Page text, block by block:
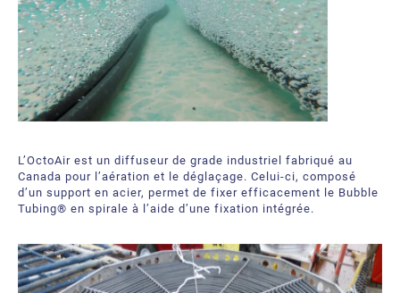
L’OctoAir est un diffuseur de grade industriel fabriqué au
Canada pour l’aération et le déglaçage. Celui-ci, composé
d’un support en acier, permet de fixer efficacement le Bubble
Tubing® en spirale à l’aide d’une fixation intégrée.